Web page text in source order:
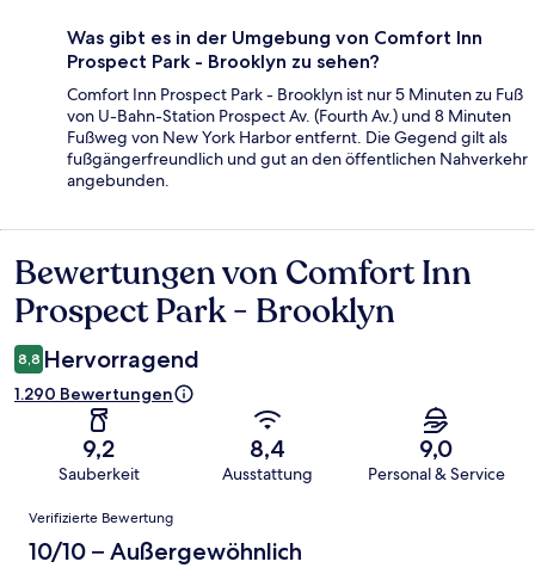
Was gibt es in der Umgebung von Comfort Inn
Prospect Park - Brooklyn zu sehen?
Comfort Inn Prospect Park - Brooklyn ist nur 5 Minuten zu Fuß
von U-Bahn-Station Prospect Av. (Fourth Av.) und 8 Minuten
Fußweg von New York Harbor entfernt. Die Gegend gilt als
fußgängerfreundlich und gut an den öffentlichen Nahverkehr
angebunden.
Bewertungen
Bewertungen von Comfort Inn
Prospect Park - Brooklyn
8,8 Hervorragend
1.290 Bewertungen
9,2
Sauberkeit
8,4
Ausstattung
9,0
Personal & Service
Bewertungen
Verifizierte Bewertung
10/10 – Außergewöhnlich